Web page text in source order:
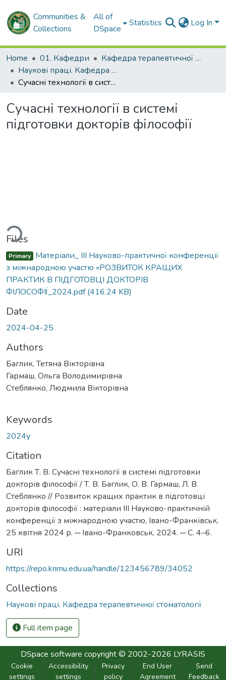
Communities &
Collections
All of
DSpace
Statistics Log In
Home 01. Кафедри
Кафедра терапевтичної стоматології
Наукові праці. Кафедра терапевтичної стоматології
Сучасні технології в системі підготовки докторів філософії
Сучасні технології в системі
підготовки докторів філософії
Files
Primary Матеріали_ ІІІ Науково-практичної конференції
з міжнародною участю «РОЗВИТОК КРАЩИХ
ПРАКТИК В ПІДГОТОВЦІ ДОКТОРІВ
ФІЛОСОФІЇ_2024.pdf(416.24 KB)
Date
2024-04-25
Authors
Баглик, Тетяна Вікторівна
Гармаш, Ольга Володимирівна
Стеблянко, Людмила Вікторівна
Keywords
2024у
Citation
Баглик Т. В. Сучасні технології в системі підготовки
докторів філософії / Т. В. Баглик, О. В. Гармаш, Л. В.
Стеблянко // Розвиток кращих практик в підготовці
докторів філософії : матеріали ІІІ Науково-практичній
конференції з міжнародною участю, Івано-Франківськ,
25 квітня 2024 р. ─ Івано-Франковськ, 2024. ─ С. 4–6.
URI
https://repo.knmu.edu.ua/handle/123456789/34052
Collections
Наукові праці. Кафедра терапевтичної стоматології
Full item page
DSpace software copyright © 2002-2026 LYRASIS
Cookie
settings
Accessibility
settings
Privacy
policy
End User
Agreement
Send
Feedback